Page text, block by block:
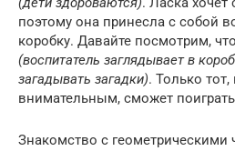
поэтому она принесла с собой
коробку. Давайте посмотрим,
(воспитатель заглядывает в
загадывать загадки). Только тот,
внимательным, сможет
Знакомство с геометрическими